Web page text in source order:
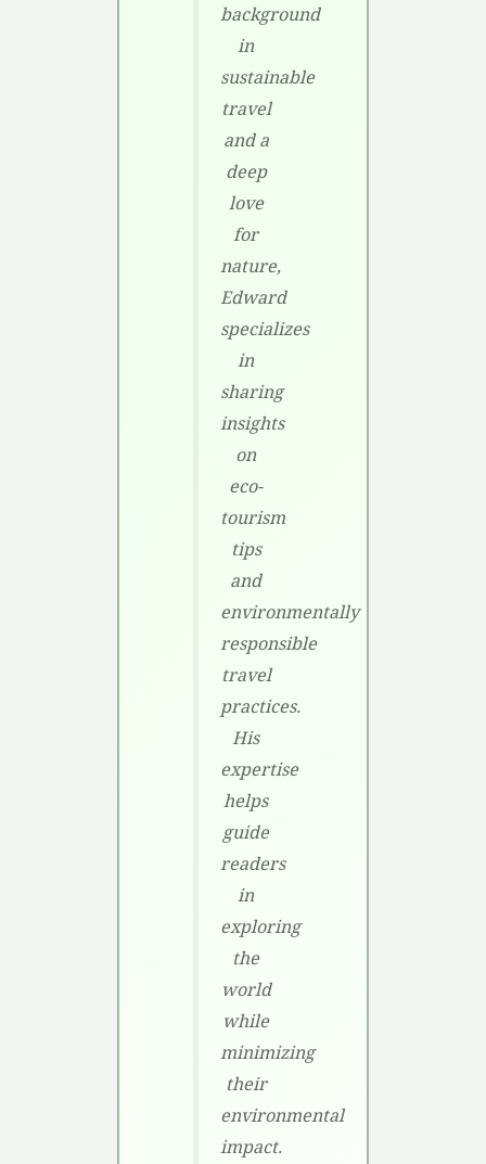
background
in
sustainable
travel
and a
deep
love
for
nature,
Edward
specializes
in
sharing
insights
on
eco-
tourism
tips
and
environmentally
responsible
travel
practices.
His
expertise
helps
guide
readers
in
exploring
the
world
while
minimizing
their
environmental
impact.